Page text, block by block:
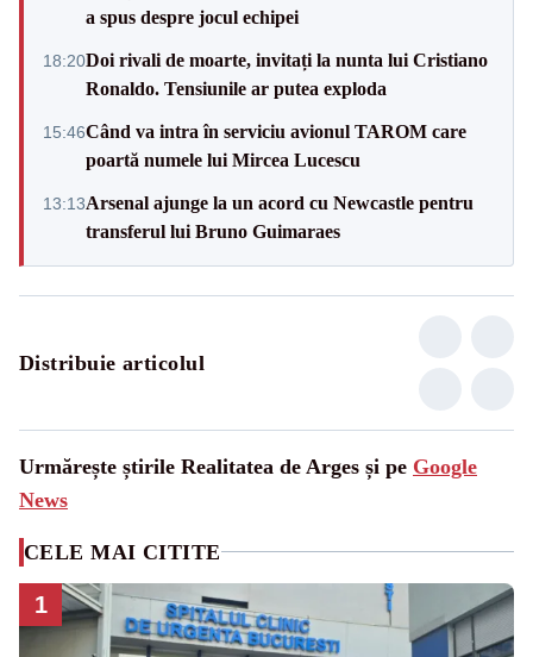
a spus despre jocul echipei
18:20Doi rivali de moarte, invitați la nunta lui Cristiano
Ronaldo. Tensiunile ar putea exploda
15:46Când va intra în serviciu avionul TAROM care
poartă numele lui Mircea Lucescu
13:13Arsenal ajunge la un acord cu Newcastle pentru
transferul lui Bruno Guimaraes
Distribuie articolul
Urmărește știrile Realitatea de Arges și pe Google
News
CELE MAI CITITE
1